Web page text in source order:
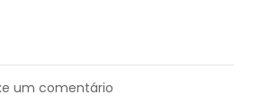
um comentário